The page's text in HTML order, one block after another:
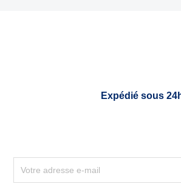
Expédié sous